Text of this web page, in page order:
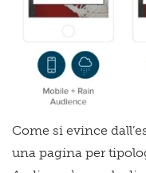
Come si evince
una pagina per